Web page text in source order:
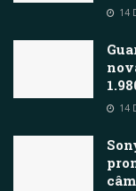
14
14